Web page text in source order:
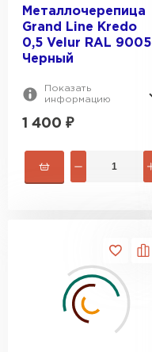
Металлочерепица
Grand Line Kredo
0,5 Velur RAL 9005
Черный
Показать
информацию
1 400 ₽